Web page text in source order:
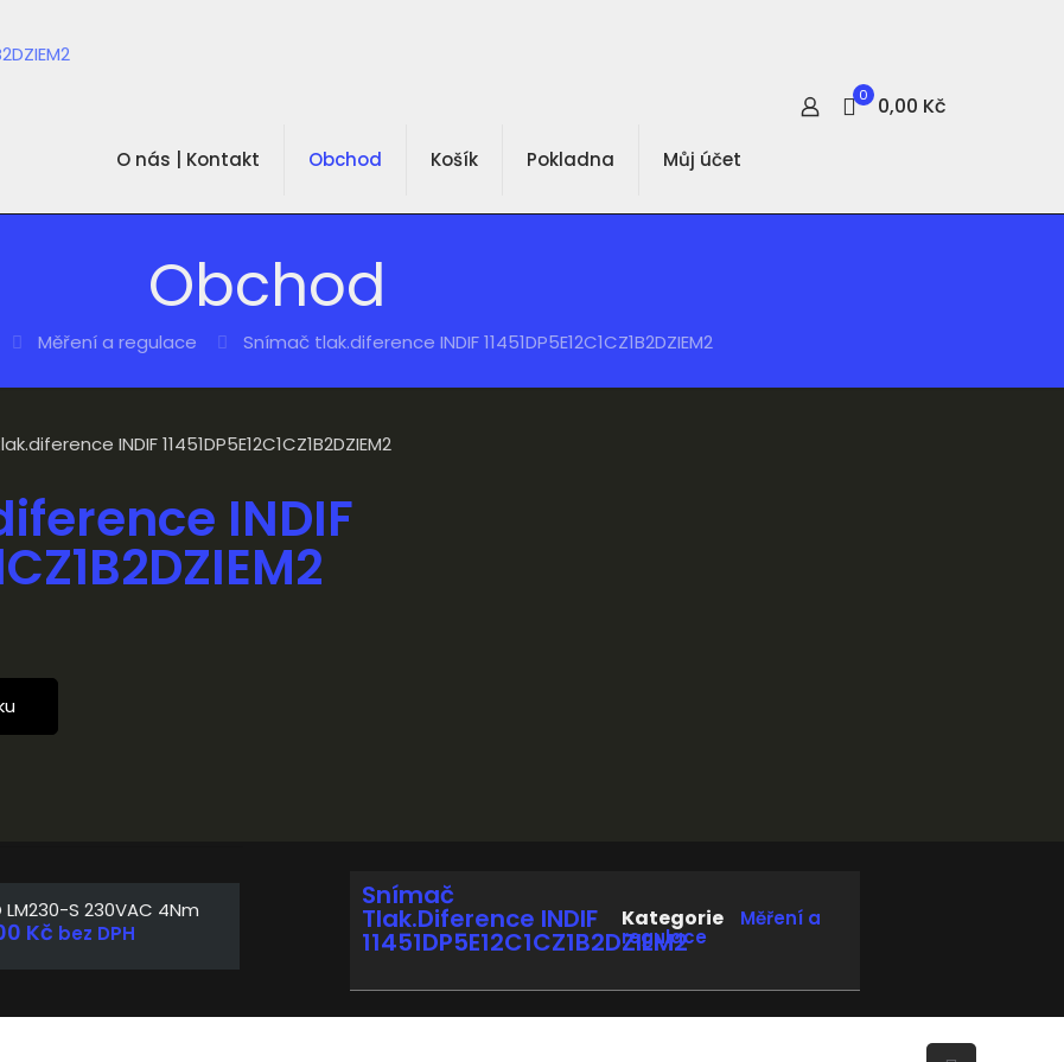
O nás | Kontakt Obchod Košík Pokladna Můj účet
0 0,00 Kč
Obchod
Měření a regulace Snímač tlak.diference INDIF 11451DP5E12C1CZ1B2DZIEM2
INDIF 11451DP5E12C1CZ1B2DZIEM2
INDIF
LM230-S 230VAC 4Nm
Kč bez DPH
Snímač
Tlak.diference INDIF
11451DP5E12C1CZ1B2DZIEM2
Kategorie Měření a
regulace